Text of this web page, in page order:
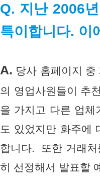
Q. 지난 2006
특이합니다. 이
A. 당사 홈페이지
의 영업사원들이 추
을 가지고 다른 업체
도 있었지만 화주에
합니다. 또한 거래처
히 선정해서 발표할